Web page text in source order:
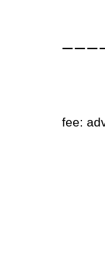
ーーー
fee: